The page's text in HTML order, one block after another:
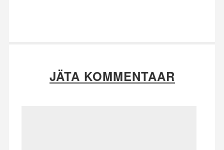
JÄTA KOMMENTAAR